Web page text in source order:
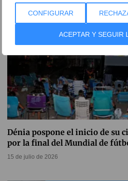
CONFIGURAR
ACEPTAR Y SEGUIR
Dénia pospone el inicio de su
por la final del Mundial de
15 de julio de 2026